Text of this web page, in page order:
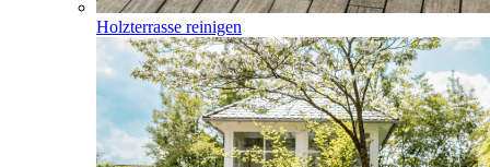
Holzterrasse reinigen